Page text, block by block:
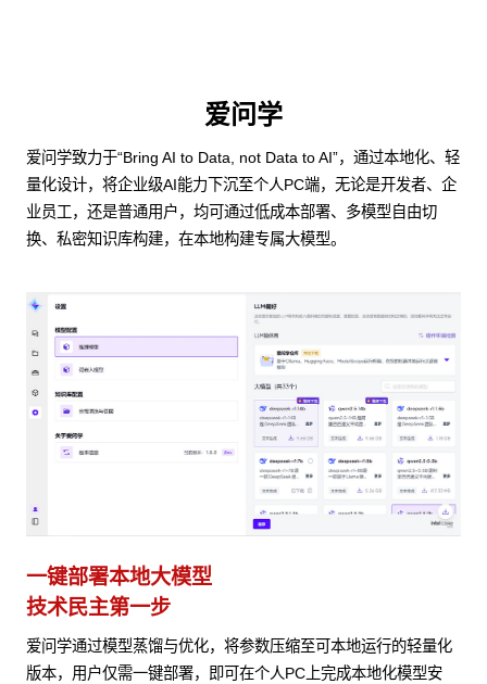
爱问学
爱问学致力于“Bring AI to Data, not Data to AI”，通过本地化、轻
量化设计，将企业级AI能力下沉至个人PC端，无论是开发者、企
业员工，还是普通用户，均可通过低成本部署、多模型自由切
换、私密知识库构建，在本地构建专属大模型。
一键部署本地大模型
技术民主第一步
爱问学通过模型蒸馏与优化，将参数压缩至可本地运行的轻量化
版本，用户仅需一键部署，即可在个人PC上完成本地化模型安